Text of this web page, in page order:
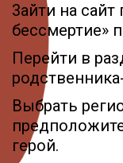
3айти на сайт
бессмертие»
Перейти в
Выбрать
герой.